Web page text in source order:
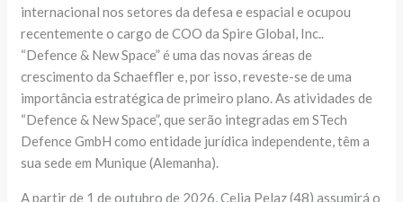
internacional nos setores da defesa e espacial e ocupou
recentemente o cargo de COO da Spire Global, Inc..
“Defence & New Space” é uma das novas áreas de
crescimento da Schaeffler e, por isso, reveste-se de uma
importância estratégica de primeiro plano. As atividades de
“Defence & New Space”, que serão integradas em STech
Defence GmbH como entidade jurídica independente, têm a
sua sede em Munique (Alemanha).
A partir de 1 de outubro de 2026, Celia Pelaz (48) assumirá o